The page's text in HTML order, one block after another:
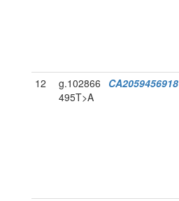
12
g.102866
495T>A
CA2059456918